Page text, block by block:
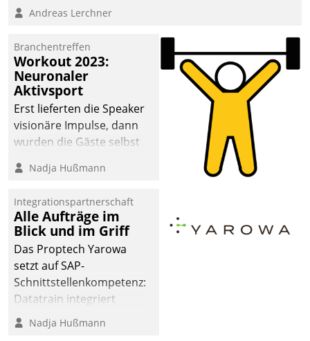
Andreas Lerchner
Branchentreffen
Workout 2023:
Neuronaler
Aktivsport
Erst lieferten die Speaker
visionäre Impulse, dann
wurden die Gäste selbst
methodisch
Quartier. Dazwischen
zeigte Datatrain, was es
Neues zu bieten hat.
Nadja Hußmann
Integrationspartnerschaft
Alle Aufträge im
Blick und im Griff
Das Proptech Yarowa
setzt auf SAP-
Schnittstellenkompetenz:
Datatrain integriert
Yarowas Portal zur
Vergabe und Verwaltung
Nadja Hußmann